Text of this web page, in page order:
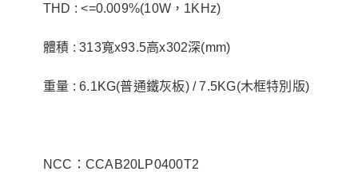
THD : <=0.009%(10W，1KHz)
體積 : 313寬x93.5高x302深(mm)
重量 : 6.1KG(普通鐵灰板) / 7.5KG(木框特別版)
NCC：CCAB20LP0400T2